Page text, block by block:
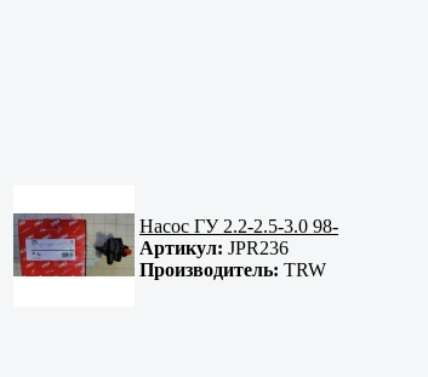
Насос ГУ 2.2-2.5-3.0 98-
Артикул: JPR236
Производитель: TRW